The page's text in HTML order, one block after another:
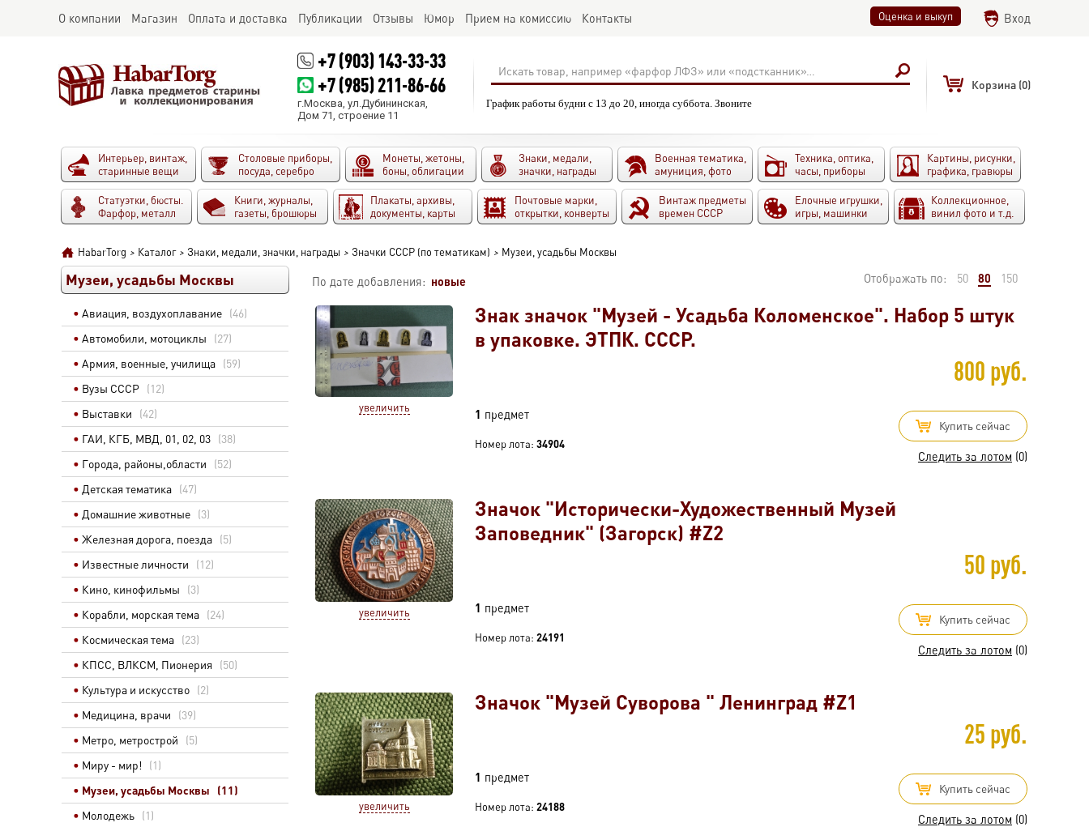
О компании Магазин Оплата и доставка Публикации Отзывы Юмор Прием на комиссию Контакты Оценка и выкуп Вход
+7 (903) 143-33-33
+7 (985) 211-86-66
г.Москва, ул.Дубининская,
Дом 71, строение 11
График работы будни с 13 до 20, иногда суббота. Звоните
Корзина (0)
Интерьер, винтаж,
старинные вещи
Столовые приборы,
посуда, серебро
Монеты, жетоны,
боны, облигации
Знаки, медали,
значки, награды
Военная тематика,
амуниция, фото
Техника, оптика,
часы, приборы
Картины, рисунки,
графика, гравюры
Статуэтки, бюсты.
Фарфор, металл
Книги, журналы,
газеты, брошюры
Плакаты, архивы,
документы, карты
Почтовые марки,
открытки, конверты
Винтаж предметы
времен СССР
Елочные игрушки,
игры, машинки
Коллекционное,
винил фото и т.д.
HabarTorg > Каталог > Знаки, медали, значки, награды > Значки СССР (по тематикам) > Музеи, усадьбы Москвы
Музеи, усадьбы Москвы
Авиация, воздухоплавание (46)
Автомобили, мотоциклы
(27)
Армия, военные, училища (59)
Вузы СССР (12)
Выставки
(42)
ГАИ, КГБ, МВД, 01, 02, 03 (38)
Города, районы,области
(52)
Детская тематика (47)
Домашние животные (3)
Железная дорога, поезда (5)
Известные личности
(12)
Кино, кинофильмы
(3)
Корабли, морская тема (24)
Космическая тема (23)
КПСС, ВЛКСМ, Пионерия
(50)
Культура и искусство (2)
Медицина, врачи
(39)
Метро, метрострой
(5)
Миру - мир!
(1)
Музеи, усадьбы Москвы
(11)
Молодежь (1)
По дате добавления: новые Отображать по: 50 80 150
увеличить
Знак значок "Музей - Усадьба Коломенское". Набор 5 штук
в упаковке. ЭТПК. СССР.
800 руб.
1 предмет
Номер лота: 34904
Купить сейчас
Следить за лотом (0)
увеличить
Значок "Исторически-Художественный Музей
Заповедник" (Загорск) #Z2
50 руб.
1 предмет
Номер лота: 24191
Купить сейчас
Следить за лотом (0)
увеличить
Значок "Музей Суворова " Ленинград #Z1
25 руб.
1 предмет
Номер лота: 24188
Купить сейчас
Следить за лотом (0)